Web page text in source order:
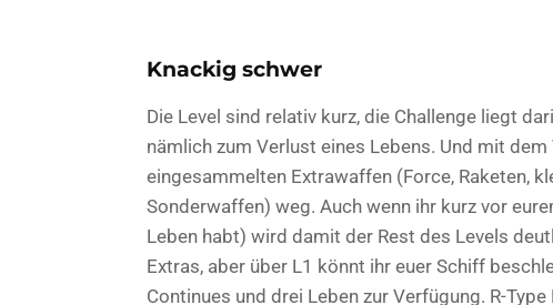
Knackig schwer
Die Level sind relativ kurz, die Challenge liegt
nämlich zum Verlust eines Lebens. Und mit
eingesammelten Extrawaffen (Force, Raketen,
Sonderwaffen) weg. Auch wenn ihr kurz vor
Leben habt) wird damit der Rest des Levels
Extras, aber über L1 könnt ihr euer Schiff
Continues und drei Leben zur Verfügung. R-